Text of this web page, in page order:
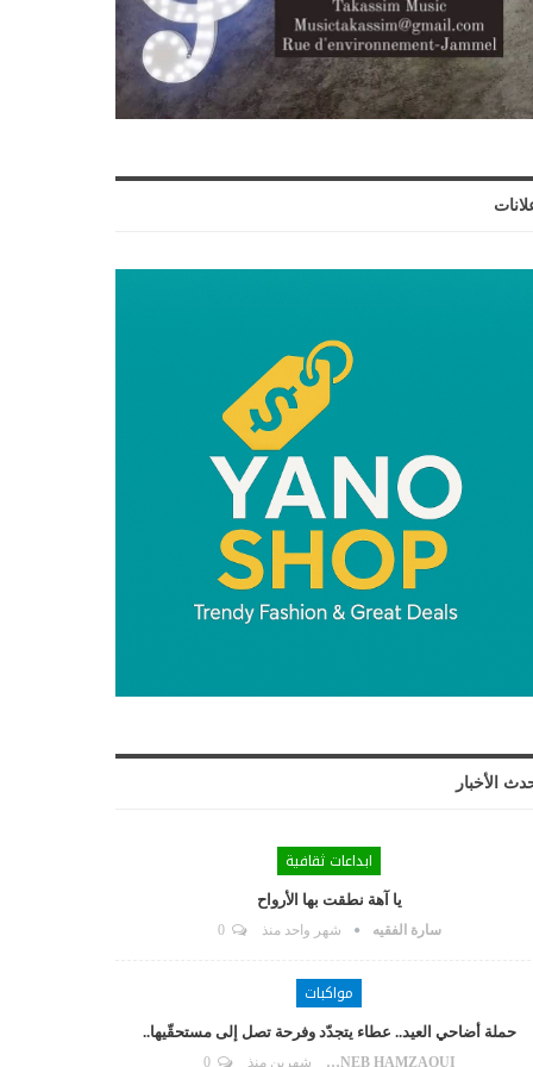
الأخبار
ابداعات ثقافية
يا آهة نطقت بها الأرواح
سارة الفقيه شهر واحد منذ 0
مواكبات
حملة أضاحي العيد.. عطاء يتجدّد وفرحة تصل إلى مستحقّيها..
ZAYNEB HAMZAOUI شهرين منذ 0